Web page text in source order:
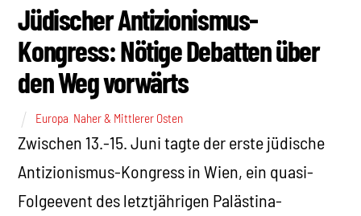
Jüdischer Antizionismus-
Kongress: Nötige Debatten über
den Weg vorwärts
Europa Naher & Mittlerer Osten
Zwischen 13.-15. Juni tagte der erste jüdische
Antizionismus-Kongress in Wien, ein quasi-
Folgeevent des letztjährigen Palästina-